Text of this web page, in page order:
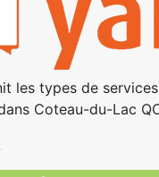
les types de
Coteau-du-Lac